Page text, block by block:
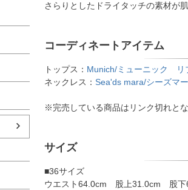
さらりとしたドライタッチの素材が
コーディネートアイテム
トップス： Munich/ミューニック リ
ネックレス： Sea'ds mara/シーズマ
※完売している商品はリンク切れと
サイズ
■36サイズ
ウエスト64.0cm 股上31.0cm 股